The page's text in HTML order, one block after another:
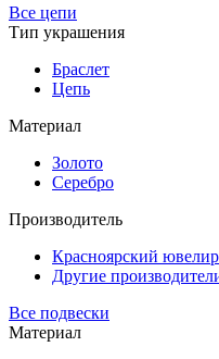
Все цепи
Тип украшения
Браслет
Цепь
Материал
Золото
Серебро
Производитель
Красноярский
Другие
Все подвески
Материал